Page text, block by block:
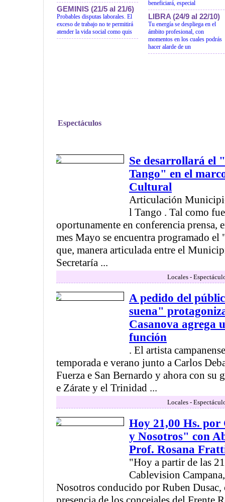
GEMINIS (21/5 al 21/6)
Probables disputas laborales. El
exceso de trabajo no te permitirá
atender la vida social como quis
beneficiará, especial
LIBRA (24/9 al 22/10)
Tu energía se despliega en el
ámbito profesional, con
momentos en los cuales podrás
hacer alarde de un
Espectáculos
Se desarrollará el
Tango" en el
Cultural
Articulación
l Tango . Tal como
oportunamente en conferencia prensa,
mes Mayo se encuentra programado
que, manera articulada entre el
Secretaría ...
Locales -
A pedido del
suena"
Casanova agrega
función
. El artista
temporada e verano junto a Carlos
Fuerza e San Bernardo y ahora con su
e Zárate y el Trinidad ...
Locales -
Hoy 21,00 Hs. por
y Nosotros" con
Prof. Rosana
"Hoy a partir de las
Cablevision
Nosotros conducido por Ruben Dusac,